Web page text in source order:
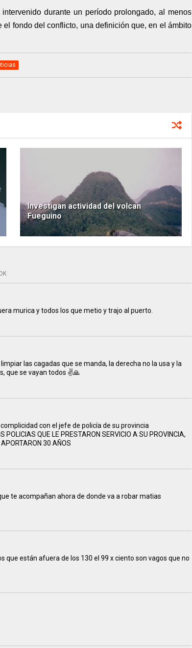
durante un período prolongado, al menos
fondo del conflicto, una definición que, en el ámbito
Investigan actividad del volcan
Fueguino
murica y todos los que metio y trajo al puerto.
las cagadas que se manda, la derecha no la usa y la
que se vayan todos ✌️🙏
con el jefe de policía de su provincia
POLICIAS QUE LE PRESTARON SERVICIO A SU PROVINCIA,
APORTARON 30 AÑOS
te acompañan ahora de donde va a robar matias
que están afuera de los 130 el 99 x ciento son vagos que no